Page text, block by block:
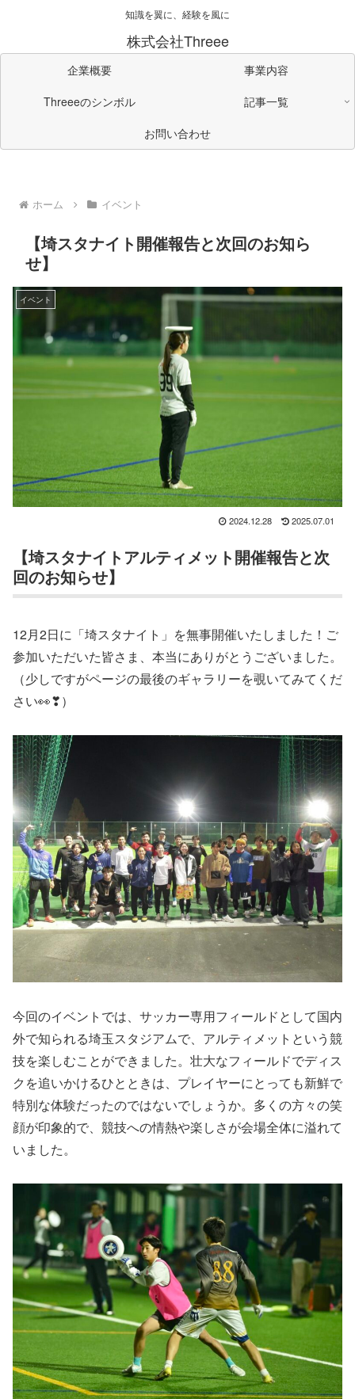
知識を翼に、経験を風に
株式会社Threee
企業概要
事業内容
Threeeのシンボル
記事一覧
お問い合わせ
ホーム イベント
【埼スタナイト開催報告と次回のお知ら
せ】
イベント
2024.12.28 2025.07.01
【埼スタナイトアルティメット開催報告と次
回のお知らせ】
12月2日に「埼スタナイト」を無事開催いたしました！ご
参加いただいた皆さま、本当にありがとうございました。
（少しですがページの最後のギャラリーを覗いてみてくだ
さい👀❣）
今回のイベントでは、サッカー専用フィールドとして国内
外で知られる埼玉スタジアムで、アルティメットという競
技を楽しむことができました。壮大なフィールドでディス
クを追いかけるひとときは、プレイヤーにとっても新鮮で
特別な体験だったのではないでしょうか。多くの方々の笑
顔が印象的で、競技への情熱や楽しさが会場全体に溢れて
いました。